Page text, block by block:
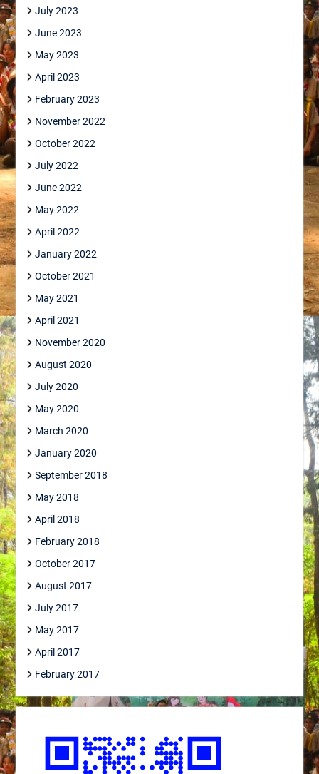
July 2023
June 2023
May 2023
April 2023
February 2023
November 2022
October 2022
July 2022
June 2022
May 2022
April 2022
January 2022
October 2021
May 2021
April 2021
November 2020
August 2020
July 2020
May 2020
March 2020
January 2020
September 2018
May 2018
April 2018
February 2018
October 2017
August 2017
July 2017
May 2017
April 2017
February 2017